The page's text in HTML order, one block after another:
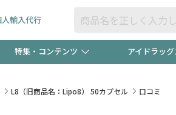
輸入代行
特集・コンテンツ
】新規会員登録ポイント2倍600円分プレ
アイドラッ
L8（旧商品名：Lipo8） 50カプセル 口コミ